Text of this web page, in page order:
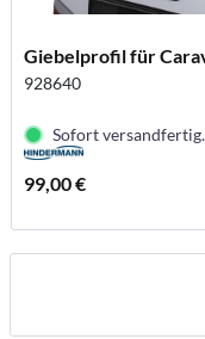
Giebelprofil für
928640
Sofort
99,00 €